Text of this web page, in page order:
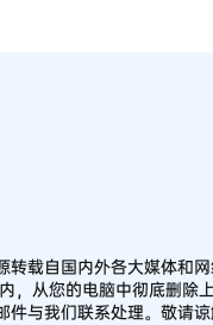
载自国内外各大媒体和
从您的电脑中彻底删除
与我们联系处理。敬请谅